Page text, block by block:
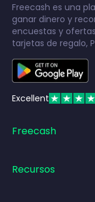
Freecash es una
ganar dinero y
encuestas y
tarjetas de regalo,
Excellent
Freecash
Recursos